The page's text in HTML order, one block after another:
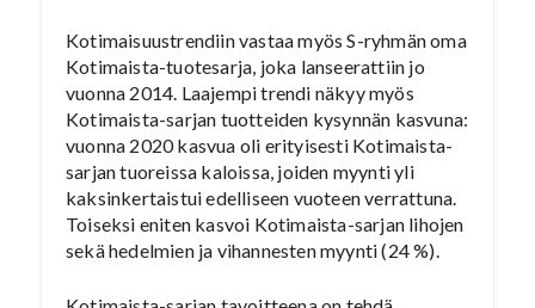
Kotimaisuustrendiin vastaa myös S-ryhmän oma
Kotimaista-tuotesarja, joka lanseerattiin jo
vuonna 2014. Laajempi trendi näkyy myös
Kotimaista-sarjan tuotteiden kysynnän kasvuna:
vuonna 2020 kasvua oli erityisesti Kotimaista-
sarjan tuoreissa kaloissa, joiden myynti yli
kaksinkertaistui edelliseen vuoteen verrattuna.
Toiseksi eniten kasvoi Kotimaista-sarjan lihojen
sekä hedelmien ja vihannesten myynti (24 %).